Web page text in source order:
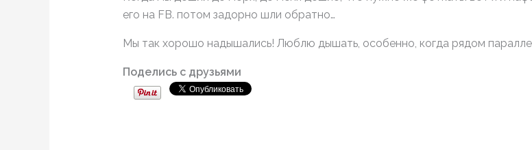
его на FB. потом задорно шли обратно…
Мы так хорошо надышались! Люблю дышать, особенно, когда рядом
Поделись с друзьями